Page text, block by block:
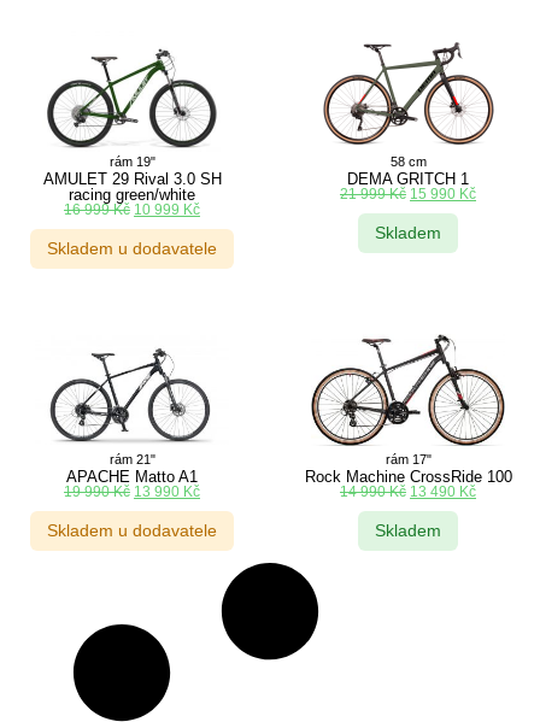
rám 19"
AMULET 29 Rival 3.0 SH
racing green/white
16 999Kč 10 999 Kč
Skladem u dodavatele
58 cm
DEMA GRITCH 1
21 999Kč 15 990 Kč
Skladem
rám 21"
APACHE Matto A1
19 990Kč 13 990 Kč
Skladem u dodavatele
rám 17"
Rock Machine CrossRide 100
14 990Kč 13 490 Kč
Skladem